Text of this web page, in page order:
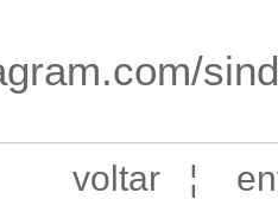
voltar¦